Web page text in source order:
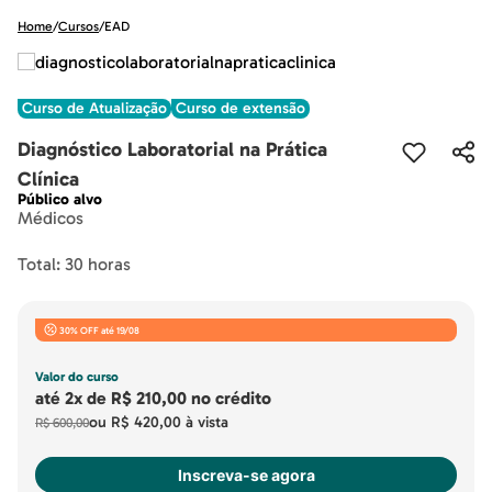
Home/Cursos/EAD
Curso de Atualização Curso de extensão
Diagnóstico Laboratorial na Prática
Clínica
Público alvo
Médicos
Total: 30 horas
30% OFF até 19/08
Valor do curso
até 2x de R$ 210,00 no crédito
R$ 600,00ou R$ 420,00 à vista
Inscreva-se agora